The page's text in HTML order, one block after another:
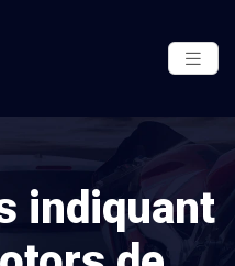
indiquant